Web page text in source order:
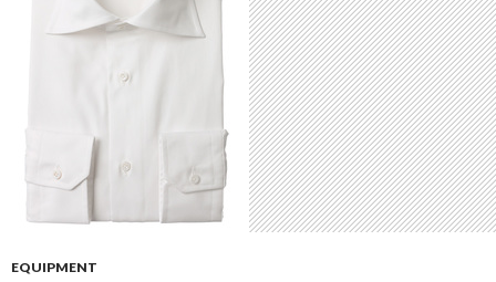
EQUIPMENT